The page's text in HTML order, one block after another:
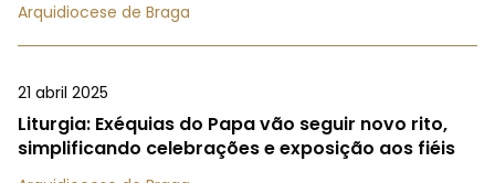
Arquidiocese de Braga
21 abril 2025
Liturgia: Exéquias do Papa vão seguir novo rito,
simplificando celebrações e exposição aos fiéis